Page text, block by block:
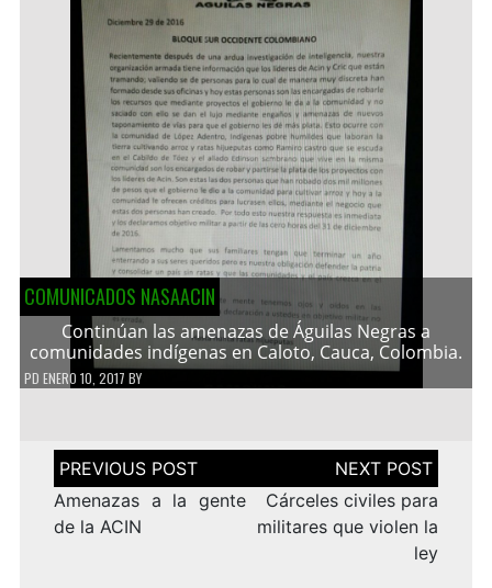
COMUNICADOS NASAACIN
Continúan las amenazas de Águilas Negras a
comunidades indígenas en Caloto, Cauca, Colombia.
PD ENERO 10, 2017 BY
Navegación
de
entradas
Amenazas a la gente
de la ACIN
Cárceles civiles para
militares que violen la
ley